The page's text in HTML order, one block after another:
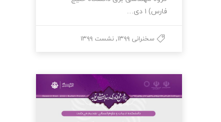
فارس) ۱ دی…
سخنرانی ۱۳۹۹ , نشست ۱۳۹۹